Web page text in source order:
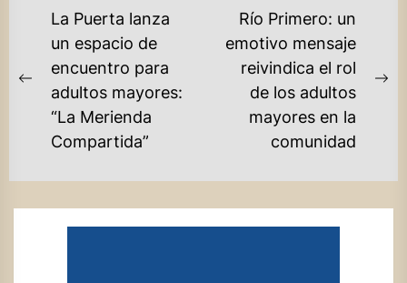
NAVEGACIÓN
ENTRADAS
Previous
post:
La Puerta lanza
un espacio de
encuentro para
adultos mayores:
“La Merienda
Compartida”
Río Primero: un
emotivo mensaje
reivindica el rol
de los adultos
mayores en la
comunidad